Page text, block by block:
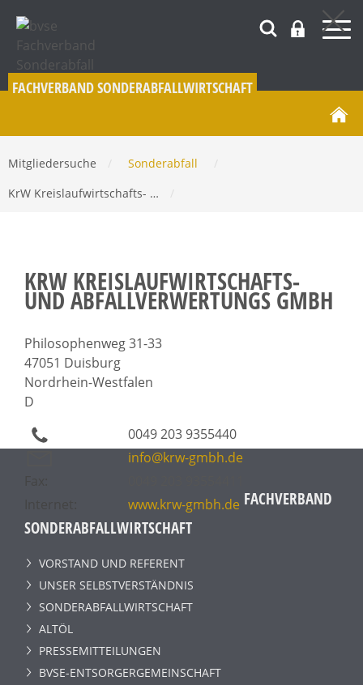
FACHVERBAND SONDERABFALL­WIRTSCHAFT
Mitgliedersuche Sonderabfall
KrW Kreislaufwirtschafts- …
KRW KREISLAUFWIRTSCHAFTS-
UND ABFALLVERWERTUNGS GMBH
Philosophenweg 31-33
47051 Duisburg
Nordrhein-Westfalen
D
0049 203 9355440
info@krw-gmbh.de
www.krw-gmbh.de FACHVERBAND
SONDERABFALLWIRTSCHAFT
VORSTAND UND REFERENT
UNSER SELBSTVERSTÄNDNIS
SONDERABFALLWIRTSCHAFT
ALTÖL
PRESSEMITTEILUNGEN
BVSE-ENTSORGERGEMEINSCHAFT